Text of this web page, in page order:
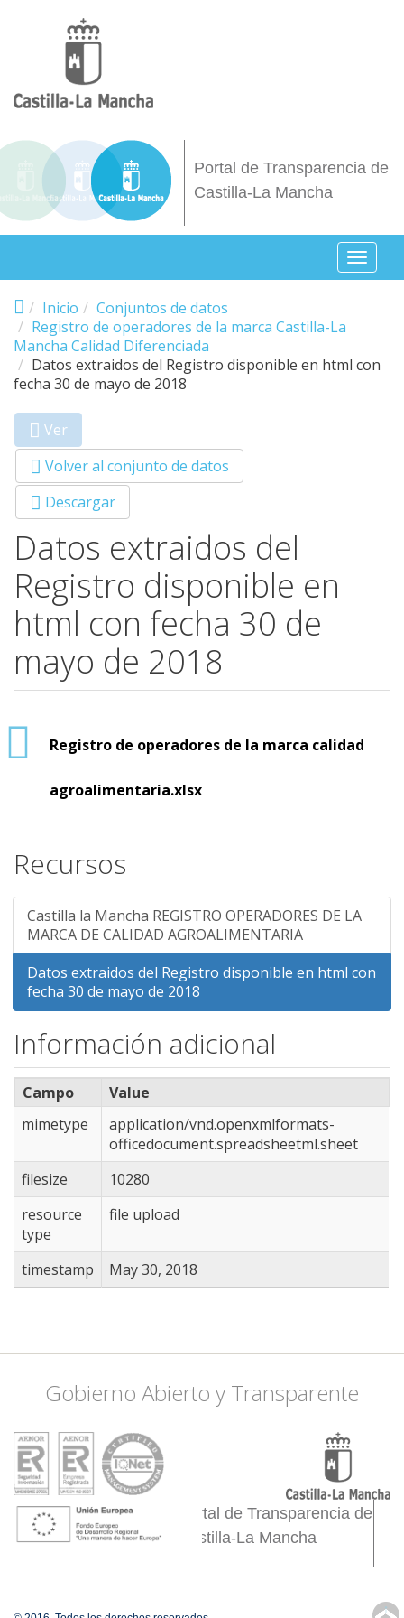
Portal de Transparencia de
Castilla-La Mancha
Toggle
Inicio
Conjuntos de datos
Registro de operadores de la marca Castilla-La
Mancha Calidad Diferenciada
Datos extraidos del Registro disponible en html con
fecha 30 de mayo de 2018
Primary tabs
Ver
activa)
Volver al conjunto de datos
Descargar
Datos extraidos del
Registro disponible en
html con fecha 30 de
mayo de 2018
Registro de operadores de la marca calidad
agroalimentaria.xlsx
Recursos
Castilla la Mancha REGISTRO OPERADORES DE LA
MARCA DE CALIDAD AGROALIMENTARIA
Datos extraidos del Registro disponible en html con
fecha 30 de mayo de 2018
Información adicional
Campo
Value
mimetype
application/vnd.openxmlformats-
officedocument.spreadsheetml.sheet
filesize
10280
resource
type
file upload
timestamp May 30, 2018
Gobierno Abierto y Transparente
Portal de Transparencia de
Castilla-La Mancha
↑